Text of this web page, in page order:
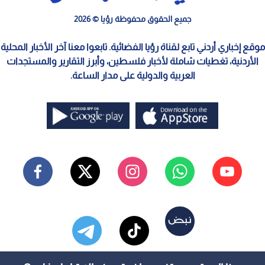
جميع الحقوق محفوظة رؤيا © 2026
موقع إخباري أردني تابع لقناة رؤيا الفضائية. تابعوا معنا آخر الأخبار المحلية
الأردنية، تغطيات شاملة لأخبار فلسطين، وأبرز التقارير والمستجدات
العربية والدولية على مدار الساعة.